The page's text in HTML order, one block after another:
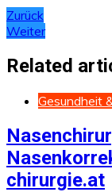
Zurück
Weiter
Related
Gesundheit
chirurgie.at